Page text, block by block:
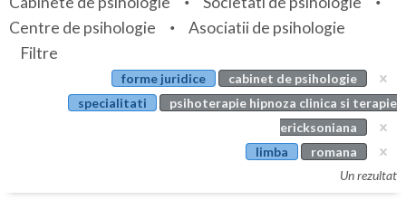
Bistrita-Nasaud
Botosani
Servicii
Articole
Evenimente
Centre de psihologie
Asociatii de psihologie
Filtre
forme juridice
cabinet de psihologie
specialitati
psihoterapie hipnoza clinica si terapie
ericksoniana
limba
romana
Un rezultat